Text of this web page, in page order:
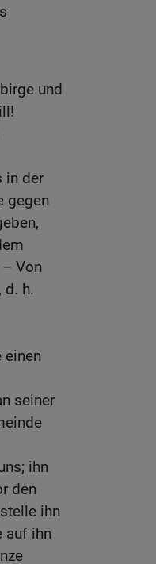
und
in der
gegen
Von
d. h.
einen
seiner
ihn
den
ihn
auf ihn